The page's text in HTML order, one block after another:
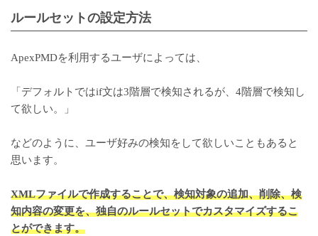
ルールセットの設定方法
ApexPMDを利用するユーザによっては、
「デフォルトではif文は3階層で検知されるが、4階層で検知し
て欲しい。」
などのように、ユーザ好みの検知をして欲しいこともあると
思います。
XMLファイルで作成することで、検知対象の追加、削除、検
知内容の変更を、独自のルールセット​でカスタマイズするこ
とができます。